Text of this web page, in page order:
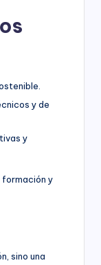
y de
y
formación y
sino una